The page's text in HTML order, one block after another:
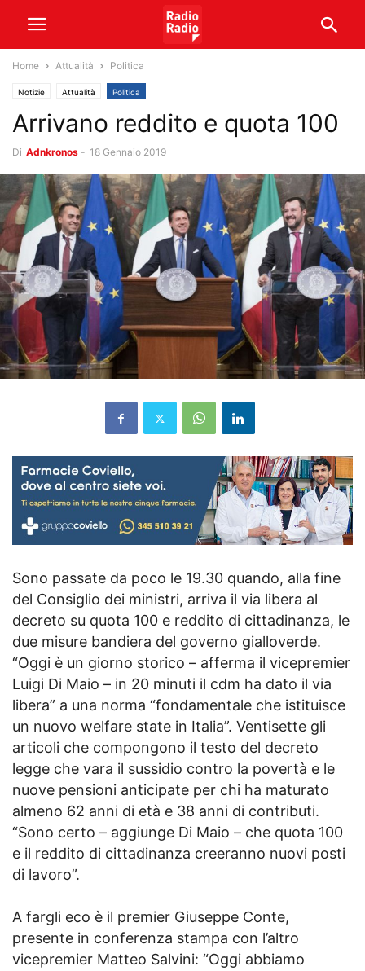
Home Attualità Politica
Notizie Attualità Politica
Arrivano reddito e quota 100
Di Adnkronos - 18 Gennaio 2019
Sono passate da poco le 19.30 quando, alla fine
del Consiglio dei ministri, arriva il via libera al
decreto su quota 100 e reddito di cittadinanza, le
due misure bandiera del governo gialloverde.
“Oggi è un giorno storico – afferma il vicepremier
Luigi Di Maio – in 20 minuti il cdm ha dato il via
libera” a una norma “fondamentale che istituisce
un nuovo welfare state in Italia”. Ventisette gli
articoli che compongono il testo del decreto
legge che vara il sussidio contro la povertà e le
nuove pensioni anticipate per chi ha maturato
almeno 62 anni di età e 38 anni di contributi.
“Sono certo – aggiunge Di Maio – che quota 100
e il reddito di cittadinanza creeranno nuovi posti
di lavoro”.
A fargli eco è il premier Giuseppe Conte,
presente in conferenza stampa con l’altro
vicepremier Matteo Salvini: “Oggi abbiamo